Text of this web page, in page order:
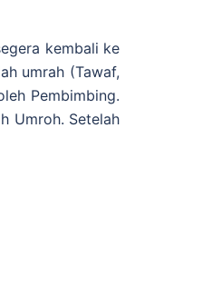
kembali ke
umrah (Tawaf,
Pembimbing.
Umroh. Setelah